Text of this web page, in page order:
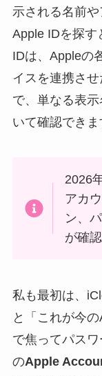
示される名前や
Apple IDを探す
IDは、Appleの
イスを連携さ
で、単なる表
いて確認できま
2026
アカ
ン、
が確
私も最初は、
と「これが今
で焦ってパス
のApple